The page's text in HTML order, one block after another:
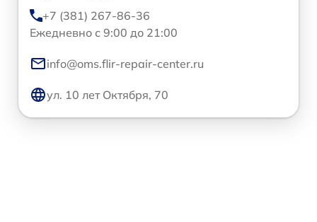
+7 (381) 267-86-36
Ежедневно с 9:00 до 21:00
info@oms.flir-repair-center.ru
ул. 10 лет Октября, 70